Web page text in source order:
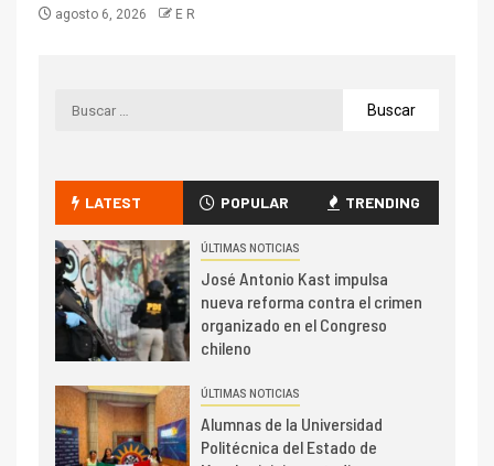
agosto 6, 2026 E R
LATEST POPULAR TRENDING
ÚLTIMAS NOTICIAS
José Antonio Kast impulsa
nueva reforma contra el crimen
organizado en el Congreso
chileno
ÚLTIMAS NOTICIAS
Alumnas de la Universidad
Politécnica del Estado de